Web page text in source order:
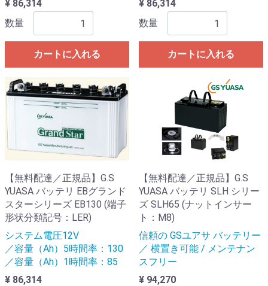
¥ 86,314
数量
カートに入れる
¥ 86,314
数量
カートに入れる
【無料配達／正規品】G.S
YUASA バッテリ EBグランド
スターシリーズ EB130 (端子
形状分類記号：LER)
システム電圧12V
／容量（Ah）5時間率：130
／容量（Ah）1時間率：85
¥ 86,314
【無料配達／正規品】G.S
YUASA バッテリ SLH シリー
ズ SLH65 (ナットインサー
ト：M8)
信頼の GSユアサ バッテリー
／ 横置き可能 / メンテナン
スフリー
¥ 94,270